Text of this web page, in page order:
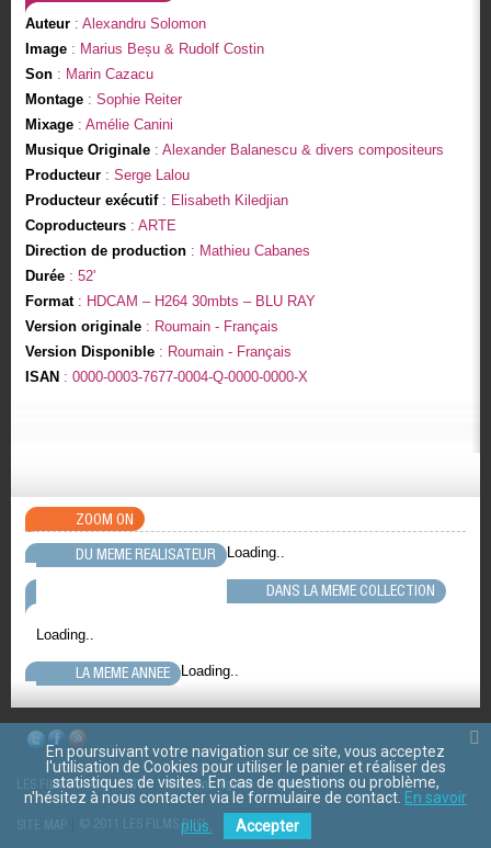
Auteur: Alexandru Solomon
Image: Marius Beșu & Rudolf Costin
Son: Marin Cazacu
Montage: Sophie Reiter
Mixage: Amélie Canini
Musique Originale: Alexander Balanescu & divers compositeurs
Producteur: Serge Lalou
Producteur exécutif: Elisabeth Kiledjian
Coproducteurs: ARTE
Direction de production: Mathieu Cabanes
Durée: 52'
Format: HDCAM – H264 30mbts – BLU RAY
Version originale: Roumain - Français
Version Disponible: Roumain - Français
ISAN : 0000-0003-7677-0004-Q-0000-0000-X
ZOOM ON
DU MEME REALISATEUR
Loading..
DANS LA MEME COLLECTION
Loading..
LA MEME ANNEE Loading..
LES FILMS D'ICI CGV Mentions légales Contact
© 2011 LES FILMS D ICI
En poursuivant votre navigation sur ce site, vous acceptez
l'utilisation de Cookies pour utiliser le panier et réaliser des
statistiques de visites. En cas de questions ou problème,
n'hésitez à nous contacter via le formulaire de contact. En savoir
plus.
Accepter